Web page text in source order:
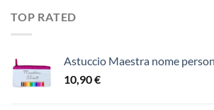
TOP RATED
Astuccio Maestra nome
10,90€